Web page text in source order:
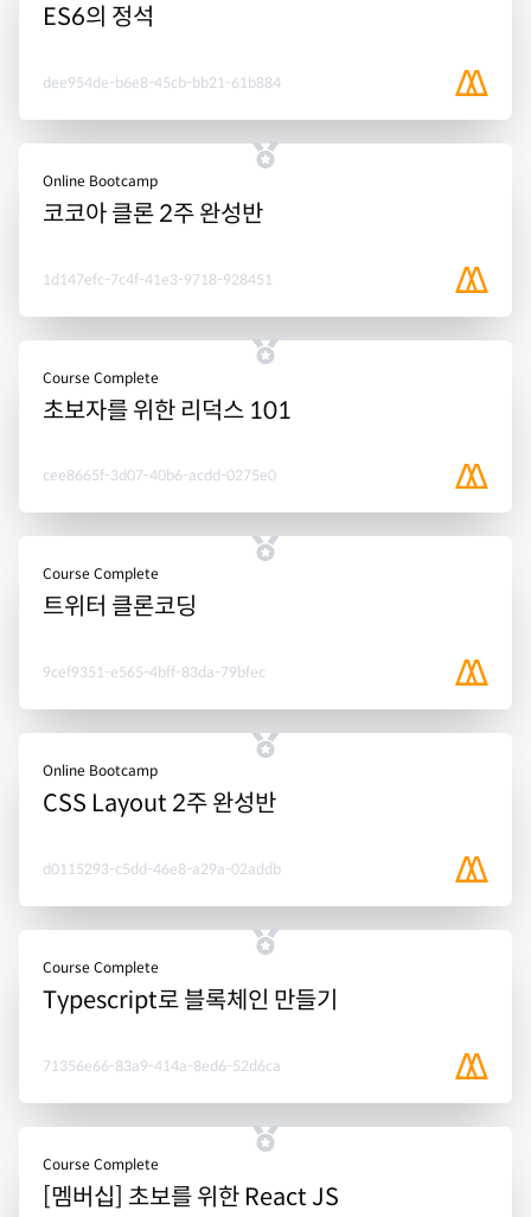
ES6의 정석
dee954de-b6e8-45cb-bb21-61b884
Online Bootcamp
코코아 클론 2주 완성반
1d147efc-7c4f-41e3-9718-928451
Course Complete
초보자를 위한 리덕스 101
cee8665f-3d07-40b6-acdd-0275e0
Course Complete
트위터 클론코딩
9cef9351-e565-4bff-83da-79bfec
Online Bootcamp
CSS Layout 2주 완성반
d0115293-c5dd-46e8-a29a-02addb
Course Complete
Typescript로 블록체인 만들기
71356e66-83a9-414a-8ed6-52d6ca
Course Complete
[멤버십] 초보를 위한 React JS